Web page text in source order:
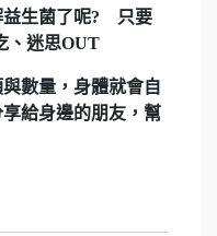
益生菌了呢? 只要
、迷思OUT
數量，身體就會自
給身邊的朋友，幫